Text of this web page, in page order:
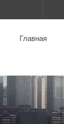
Главная